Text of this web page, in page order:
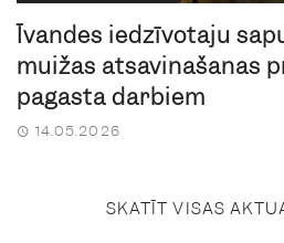
Īvandes iedzīvotāju
muižas atsavināšanas
pagasta darbiem
14.05.2026
SKATĪT VISAS